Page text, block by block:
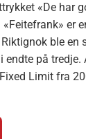
«De har
er
ble en
på tredje.
Limit fra